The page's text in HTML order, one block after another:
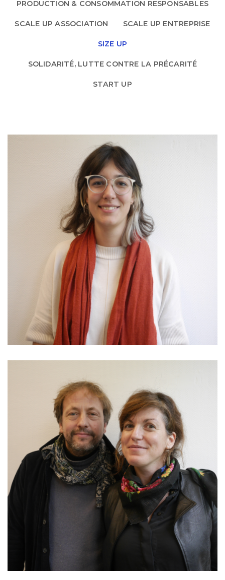
PRODUCTION & CONSOMMATION RESPONSABLES
SCALE UP ASSOCIATION SCALE UP ENTREPRISE
SIZE UP
SOLIDARITÉ, LUTTE CONTRE LA PRÉCARITÉ
START UP
COLLABORATIF À IMPACT
MAINTIEN DE L'AUTONOMIE, BIEN-VEILLIR,
AIDANCE